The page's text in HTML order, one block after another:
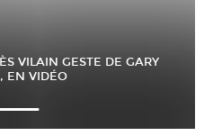
VILAIN GESTE DE GARY
EN VIDÉO